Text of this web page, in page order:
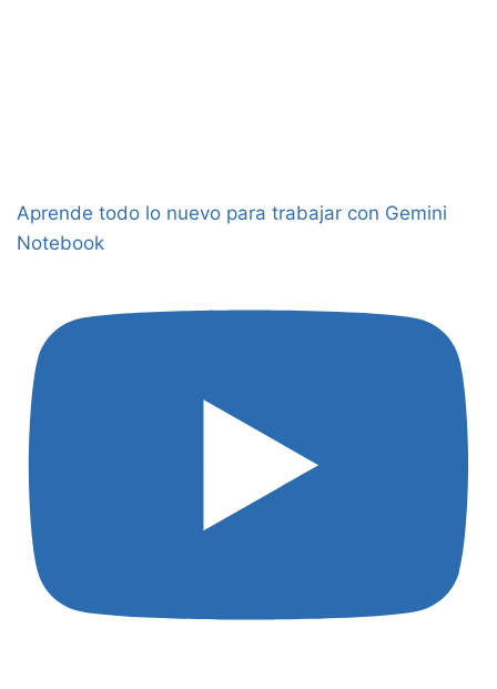
Aprende todo lo nuevo para trabajar con Gemini
Notebook